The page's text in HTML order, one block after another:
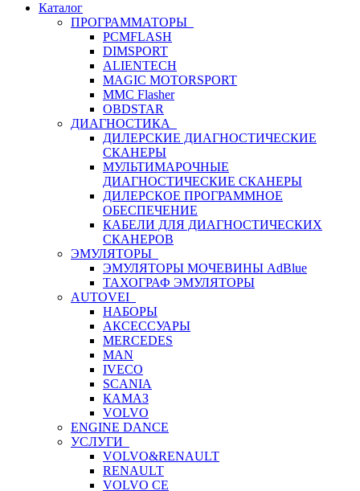
Каталог
ПРОГРАММАТОРЫ
PCMFLASH
DIMSPORT
ALIENTECH
MAGIC MOTORSPORT
MMC Flasher
OBDSTAR
ДИАГНОСТИКА
ДИЛЕРСКИЕ ДИАГНОСТИЧЕСКИЕ
СКАНЕРЫ
МУЛЬТИМАРОЧНЫЕ
ДИАГНОСТИЧЕСКИЕ СКАНЕРЫ
ДИЛЕРСКОЕ ПРОГРАММНОЕ
ОБЕСПЕЧЕНИЕ
КАБЕЛИ ДЛЯ ДИАГНОСТИЧЕСКИХ
СКАНЕРОВ
ЭМУЛЯТОРЫ
ЭМУЛЯТОРЫ МОЧЕВИНЫ АdBlue
ТАХОГРАФ ЭМУЛЯТОРЫ
AUTOVEI
НАБОРЫ
АКСЕССУАРЫ
MERCEDES
MAN
IVECO
SCANIA
КАМАЗ
VOLVO
ENGINE DANCE
УСЛУГИ
VOLVO&RENAULT
RENAULT
VOLVO CE